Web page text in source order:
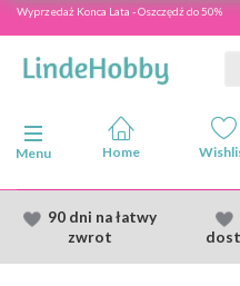
Wyprzedaż Konca Lata - Oszczędź do 50%
Przełącz nawigację
Menu
90 dni na łatwy
zwrot